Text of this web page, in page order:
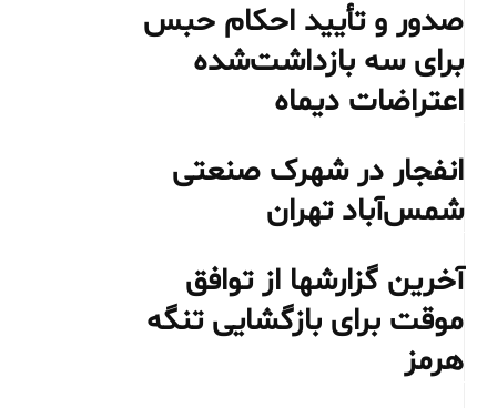
صدور و تأیید احکام حبس
برای سه بازداشت‌شده
اعتراضات دیماه
انفجار در شهرک صنعتی
شمس‌آباد تهران
آخرین گزارشها از توافق
موقت برای بازگشایی تنگه
هرمز